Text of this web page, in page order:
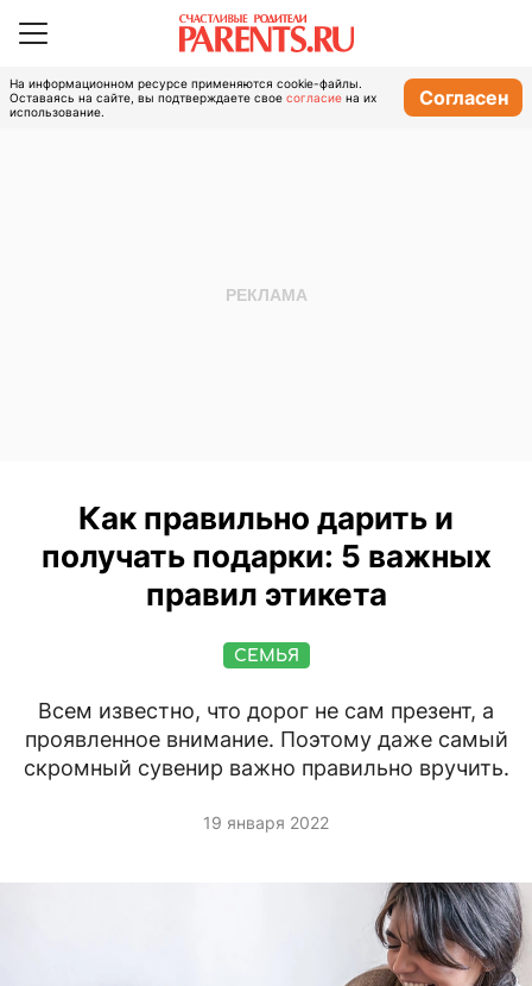
На информационном ресурсе применяются cookie-файлы.
Оставаясь на сайте, вы подтверждаете свое согласие на их
использование.
Согласен
Как правильно дарить и
получать подарки: 5 важных
правил этикета
СЕМЬЯ
Всем известно, что дорог не сам презент, а
проявленное внимание. Поэтому даже самый
скромный сувенир важно правильно вручить.
19 января 2022